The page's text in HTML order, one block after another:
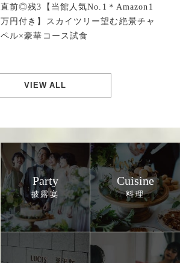
直前◎残3【当館人気No.1＊Amazon1
万円付き】スカイツリー望む絶景チャ
ペル×豪華コース試食
VIEW ALL
Party Cuisine